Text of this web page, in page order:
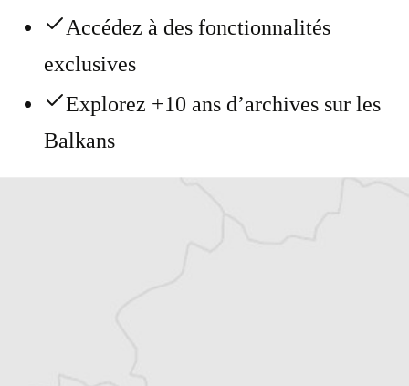
Accédez à des fonctionnalités
exclusives
Explorez +10 ans d’archives sur les
Balkans